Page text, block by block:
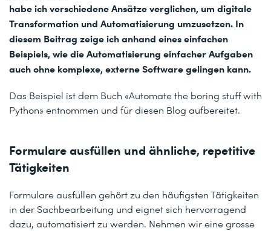
habe ich verschiedene Ansätze verglichen, um digitale
Transformation und Automatisierung umzusetzen. In
diesem Beitrag zeige ich anhand eines einfachen
Beispiels, wie die Automatisierung einfacher Aufgaben
auch ohne komplexe, externe Software gelingen kann.
Das Beispiel ist dem Buch «Automate the boring stuff with
Python» entnommen und für diesen Blog aufbereitet.
Formulare ausfüllen und ähnliche, repetitive
Tätigkeiten
Formulare ausfüllen gehört zu den häufigsten Tätigkeiten
in der Sachbearbeitung und eignet sich hervorragend
dazu, automatisiert zu werden. Nehmen wir eine grosse